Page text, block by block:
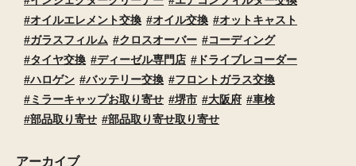
オイルエレメント交換
オイル交換
オットキャスト
ガラスフィルム
クロスオーバー
コーディング
タイヤ交換
ディーゼル専門店
ドライブレコーダー
ハロゲン
バッテリー交換
フロントガラス交換
ミラーキャップお取り寄せ
堺市 大阪府
車検
部品取り寄せ
部品取り寄せ取り寄せ
アーカイブ